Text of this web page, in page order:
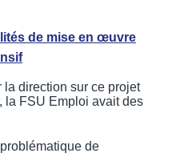
de mise en œuvre
la direction sur ce projet
la FSU Emploi avait des
de